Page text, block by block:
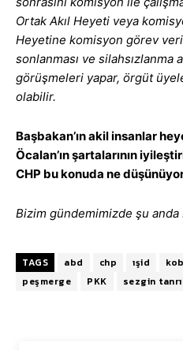
Ortak Akıl Heyeti veya
Heyetine komisyon görev
sonlanması ve silahsızlanma
görüşmeleri yapar, örgüt
olabilir.
Başbakan’ın akil insanlar
Öcalan’ın şartalarının
CHP bu konuda ne
Bizim gündemimizde şu
TAGS abd chp ışid
peşmerge
PKK sezgin